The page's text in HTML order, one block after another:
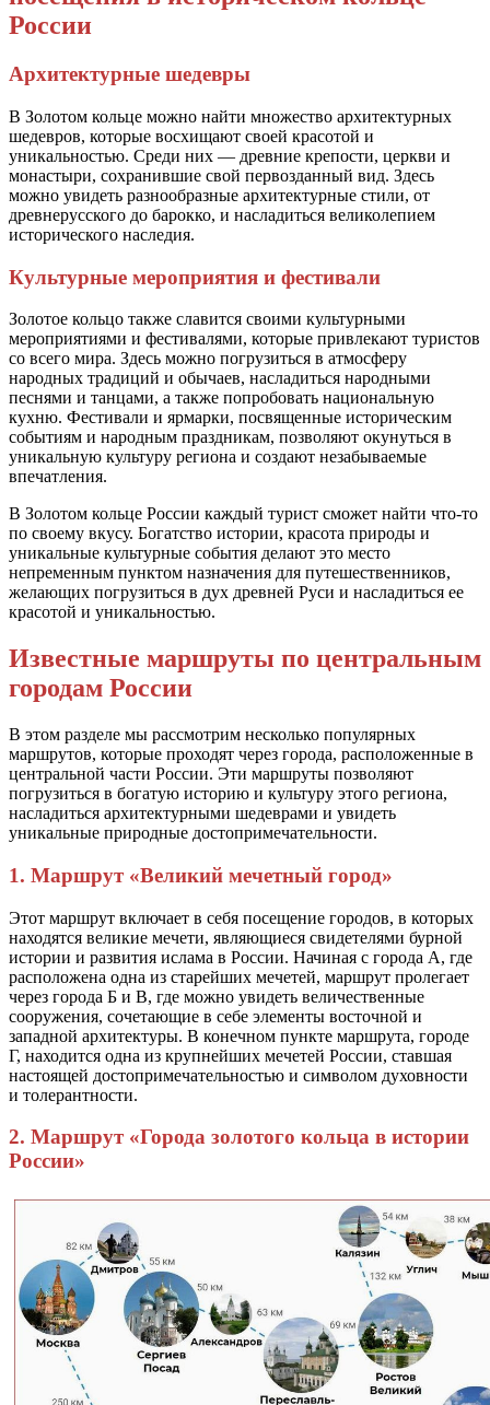
России
Архитектурные шедевры
В Золотом кольце можно найти множество архитектурных
шедевров, которые восхищают своей красотой и
уникальностью. Среди них — древние крепости, церкви и
монастыри, сохранившие свой первозданный вид. Здесь
можно увидеть разнообразные архитектурные стили, от
древнерусского до барокко, и насладиться великолепием
исторического наследия.
Культурные мероприятия и фестивали
Золотое кольцо также славится своими культурными
мероприятиями и фестивалями, которые привлекают туристов
со всего мира. Здесь можно погрузиться в атмосферу
народных традиций и обычаев, насладиться народными
песнями и танцами, а также попробовать национальную
кухню. Фестивали и ярмарки, посвященные историческим
событиям и народным праздникам, позволяют окунуться в
уникальную культуру региона и создают незабываемые
впечатления.
В Золотом кольце России каждый турист сможет найти что-то
по своему вкусу. Богатство истории, красота природы и
уникальные культурные события делают это место
непременным пунктом назначения для путешественников,
желающих погрузиться в дух древней Руси и насладиться ее
красотой и уникальностью.
Известные маршруты по центральным
городам России
В этом разделе мы рассмотрим несколько популярных
маршрутов, которые проходят через города, расположенные в
центральной части России. Эти маршруты позволяют
погрузиться в богатую историю и культуру этого региона,
насладиться архитектурными шедеврами и увидеть
уникальные природные достопримечательности.
1. Маршрут «Великий мечетный город»
Этот маршрут включает в себя посещение городов, в которых
находятся великие мечети, являющиеся свидетелями бурной
истории и развития ислама в России. Начиная с города А, где
расположена одна из старейших мечетей, маршрут пролегает
через города Б и В, где можно увидеть величественные
сооружения, сочетающие в себе элементы восточной и
западной архитектуры. В конечном пункте маршрута, городе
Г, находится одна из крупнейших мечетей России, ставшая
настоящей достопримечательностью и символом духовности
и толерантности.
2. Маршрут «Города золотого кольца в истории
России»